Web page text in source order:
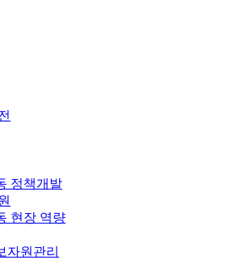
정책개발
현장 역량
자원관리